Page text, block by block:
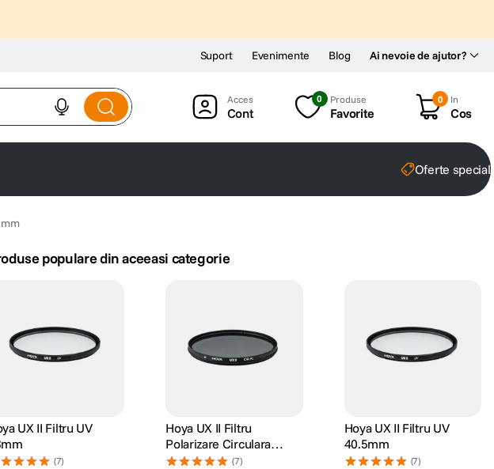
Ai nevoie de ajutor?
Suport Evenimente Blog
Cont
0 Produse
Favorite
0 In
Cos
Oferte
populare din aceeasi categorie
UX II Filtru UV
(7)
Hoya UX II Filtru
Polarizare Circulara
58mm
(7)
Hoya UX II Filtru UV
40.5mm
(7)